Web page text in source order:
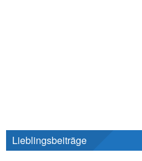
Lieblingsbeiträge